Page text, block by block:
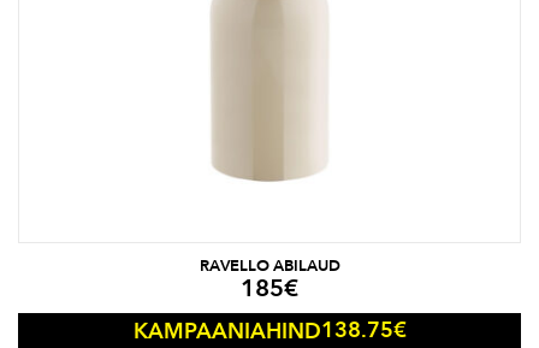
RAVELLO ABILAUD
185€
KAMPAANIAHIND138.75€